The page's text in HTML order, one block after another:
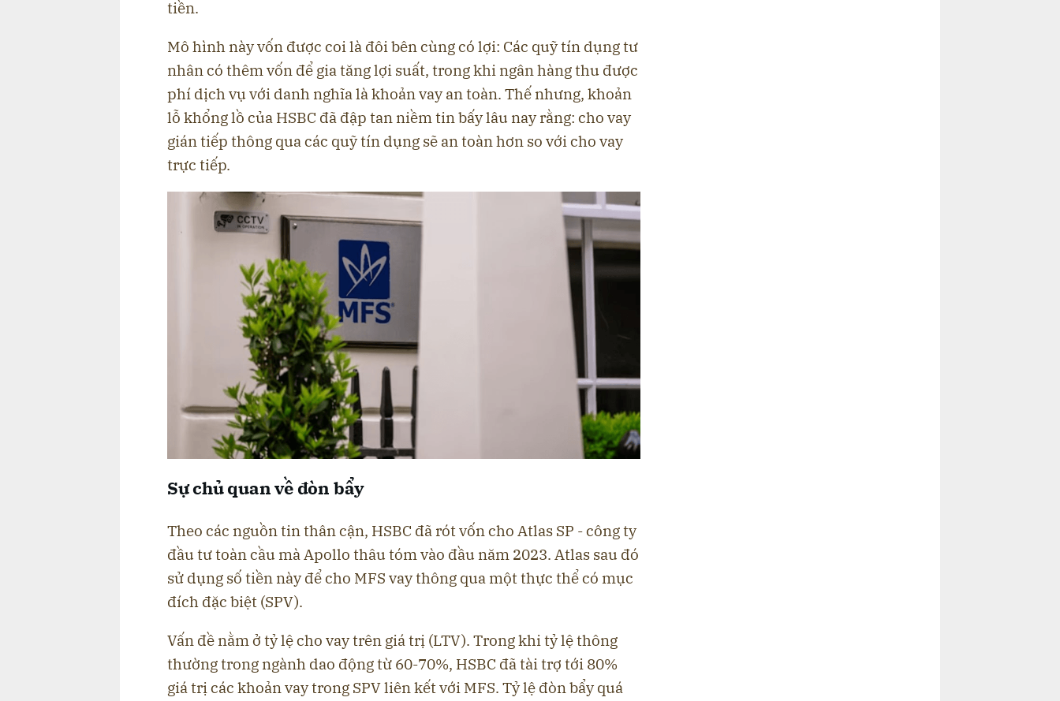
tiền.
Mô hình này vốn được coi là đôi bên cùng có lợi: Các quỹ tín dụng tư
nhân có thêm vốn để gia tăng lợi suất, trong khi ngân hàng thu được
phí dịch vụ với danh nghĩa là khoản vay an toàn. Thế nhưng, khoản
lỗ khổng lồ của HSBC đã đập tan niềm tin bấy lâu nay rằng: cho vay
gián tiếp thông qua các quỹ tín dụng sẽ an toàn hơn so với cho vay
trực tiếp.
Sự chủ quan về đòn bẩy
Theo các nguồn tin thân cận, HSBC đã rót vốn cho Atlas SP - công ty
đầu tư toàn cầu mà Apollo thâu tóm vào đầu năm 2023. Atlas sau đó
sử dụng số tiền này để cho MFS vay thông qua một thực thể có mục
đích đặc biệt (SPV).
Vấn đề nằm ở tỷ lệ cho vay trên giá trị (LTV). Trong khi tỷ lệ thông
thường trong ngành dao động từ 60-70%, HSBC đã tài trợ tới 80%
giá trị các khoản vay trong SPV liên kết với MFS. Tỷ lệ đòn bẩy quá